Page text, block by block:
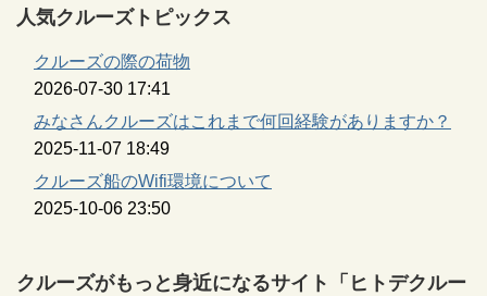
人気クルーズトピックス
クルーズの際の荷物
2026-07-30 17:41
みなさんクルーズはこれまで何回経験がありますか？
2025-11-07 18:49
クルーズ船のWifi環境について
2025-10-06 23:50
クルーズがもっと身近になるサイト「ヒトデクルー